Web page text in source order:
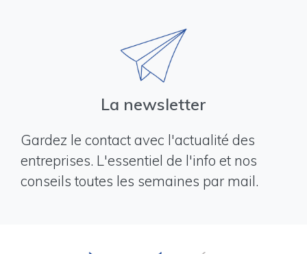
La newsletter
Gardez le contact avec l'actualité des
entreprises. L'essentiel de l'info et nos
conseils toutes les semaines par mail.